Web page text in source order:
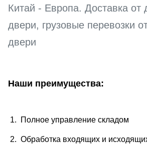
Китай - Европа. Доставка от
двери, грузовые перевозки
двери
Наши преимущества:
1. Полное управление складом
2. Обработка входящих и